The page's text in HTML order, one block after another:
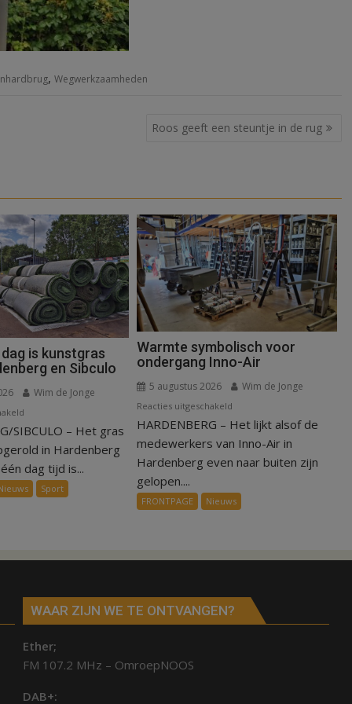
, Wegwerkzaamheden
Roos geeft een steuntje in de rug
is kunstgras
en Sibculo
Wim de Jonge
Binnen
een
dag
is
kunstgras
SIBCULO – Het gras
in Hardenberg
dag tijd is...
Sport
Warmte symbolisch voor
ondergang Inno-Air
5 augustus 2026 Wim de Jonge
Reacties uitgeschakeld
Warmte
symbolisch
Inno-
Air
HARDENBERG – Het lijkt alsof de
medewerkers van Inno-Air in
Hardenberg even naar buiten zijn
gelopen....
FRONTPAGE Nieuws
WAAR ZIJN WE TE ONTVANGEN?
Ether;
FM 107.2 MHz – OmroepNOOS
DAB+: